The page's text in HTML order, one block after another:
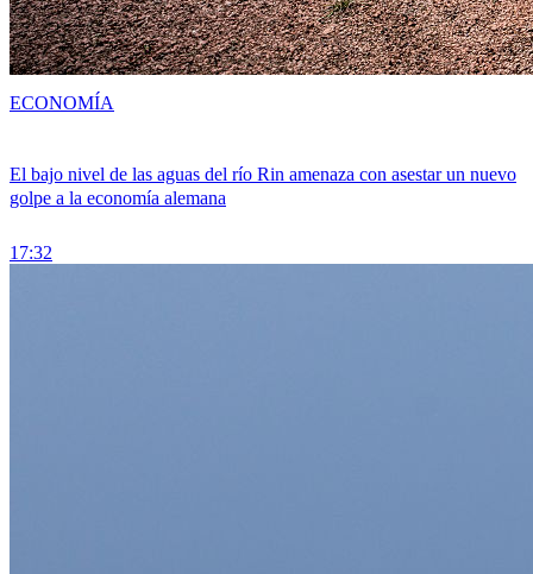
El bajo nivel de las aguas del río Rin amenaza con asestar un nuevo
golpe a la economía alemana
17:32
ECONOMÍA